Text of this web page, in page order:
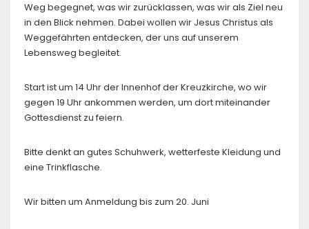
Weg begegnet, was wir zurücklassen, was wir als Ziel neu
in den Blick nehmen. Dabei wollen wir Jesus Christus als
Weggefährten entdecken, der uns auf unserem
Lebensweg begleitet.
Start ist um 14 Uhr der Innenhof der Kreuzkirche, wo wir
gegen 19 Uhr ankommen werden, um dort miteinander
Gottesdienst zu feiern.
Bitte denkt an gutes Schuhwerk, wetterfeste Kleidung und
eine Trinkflasche.
Wir bitten um Anmeldung bis zum 20. Juni